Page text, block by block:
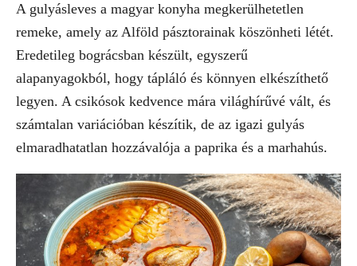
A gulyásleves a magyar konyha megkerülhetetlen
remeke, amely az Alföld pásztorainak köszönheti létét.
Eredetileg bográcsban készült, egyszerű
alapanyagokból, hogy tápláló és könnyen elkészíthető
legyen. A csikósok kedvence mára világhírűvé vált, és
számtalan variációban készítik, de az igazi gulyás
elmaradhatatlan hozzávalója a paprika és a marhahús.